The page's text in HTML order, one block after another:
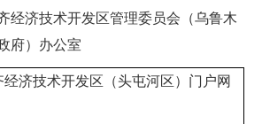
经济技术开发区管理委员会（乌鲁木
府）办公室
经济技术开发区（头屯河区）门户网